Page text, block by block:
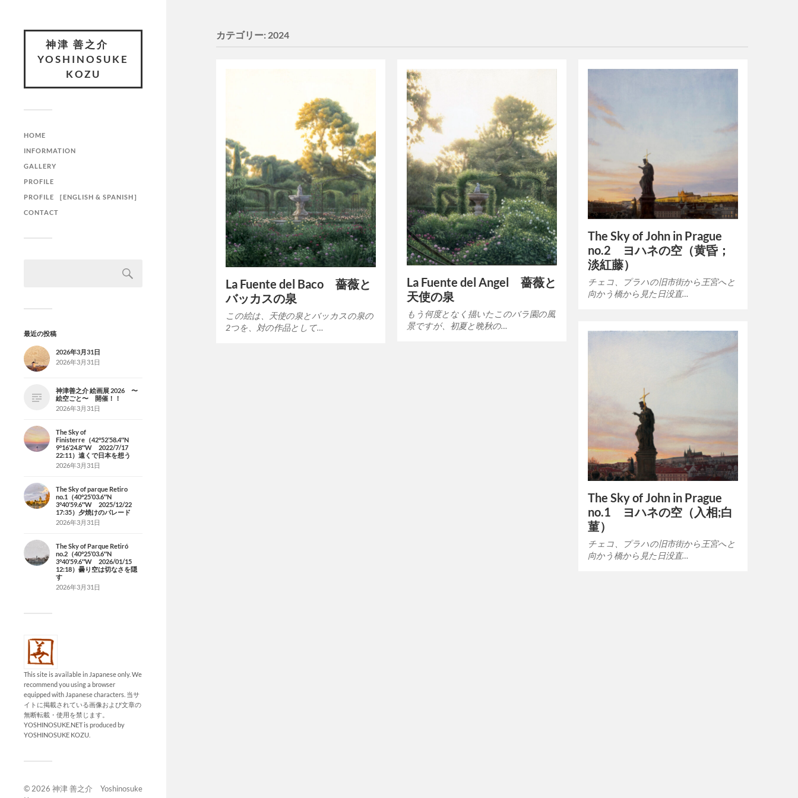
神津 善之介
YOSHINOSUKE
KOZU
HOME
INFORMATION
GALLERY
PROFILE
PROFILE ［ENGLISH & SPANISH］
CONTACT
最近の投稿
2026年3月31日
2026年3月31日
神津善之介 絵画展 2026 〜
絵空ごと〜 開催！！
2026年3月31日
The Sky of
Finisterre（42°52’58.4″N
9°16’24.8″W 2022/7/17
22:11）遠くで日本を想う
2026年3月31日
The Sky of parque Retiro
no.1（40°25’03.6″N
3°40’59.6″W 2025/12/22
17:35）夕焼けのパレード
2026年3月31日
The Sky of Parque Retiró
no.2（40°25’03.6″N
3°40’59.6″W 2026/01/15
12:18）曇り空は切なさを隠
す
2026年3月31日
This site is available in Japanese only. We
recommend you using a browser
equipped with Japanese characters. 当サ
イトに掲載されている画像および文章の
無断転載・使用を禁じます。
YOSHINOSUKE.NET is produced by
YOSHINOSUKE KOZU.
© 2026 神津 善之介 Yoshinosuke
カテゴリー: 2024
La Fuente del Baco 薔薇と
バッカスの泉
この絵は、天使の泉とバッカスの泉の
2つを、対の作品として…
La Fuente del Angel 薔薇と
天使の泉
もう何度となく描いたこのバラ園の風
景ですが、初夏と晩秋の…
The Sky of John in Prague
no.2 ヨハネの空（黄昏；
淡紅藤）
チェコ、プラハの旧市街から王宮へと
向かう橋から見た日没直…
The Sky of John in Prague
no.1 ヨハネの空（入相;白
菫）
チェコ、プラハの旧市街から王宮へと
向かう橋から見た日没直…